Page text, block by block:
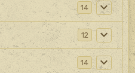
14
12
14